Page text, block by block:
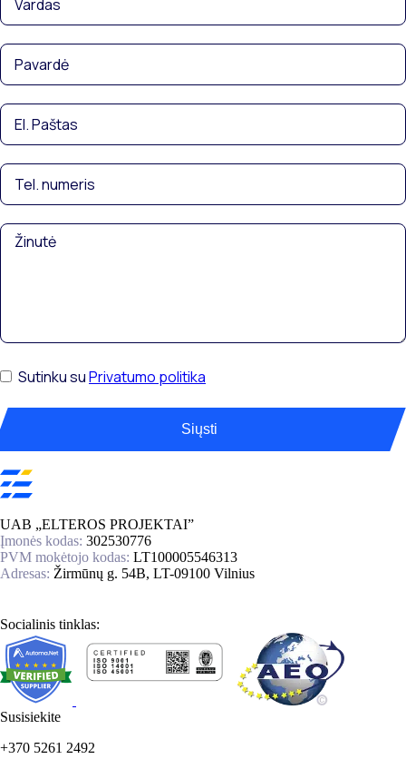
Sutinku suPrivatumo politika
Siųsti
UAB „ELTEROS PROJEKTAI”
Įmonės kodas: 302530776
PVM mokėtojo kodas: LT100005546313
Adresas: Žirmūnų g. 54B, LT-09100 Vilnius
Socialinis tinklas:
Susisiekite
+370 5261 2492